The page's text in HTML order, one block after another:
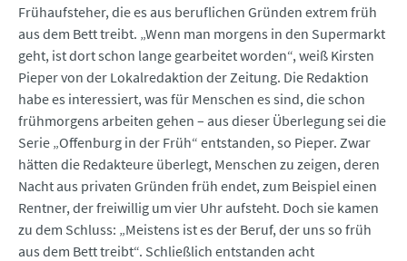
Frühaufsteher, die es aus beruflichen Gründen extrem früh
aus dem Bett treibt. „Wenn man morgens in den Supermarkt
geht, ist dort schon lange gearbeitet worden“, weiß Kirsten
Pieper von der Lokalredaktion der Zeitung. Die Redaktion
habe es interessiert, was für Menschen es sind, die schon
frühmorgens arbeiten gehen – aus dieser Überlegung sei die
Serie „Offenburg in der Früh“ entstanden, so Pieper. Zwar
hätten die Redakteure überlegt, Menschen zu zeigen, deren
Nacht aus privaten Gründen früh endet, zum Beispiel einen
Rentner, der freiwillig um vier Uhr aufsteht. Doch sie kamen
zu dem Schluss: „Meistens ist es der Beruf, der uns so früh
aus dem Bett treibt“. Schließlich entstanden acht